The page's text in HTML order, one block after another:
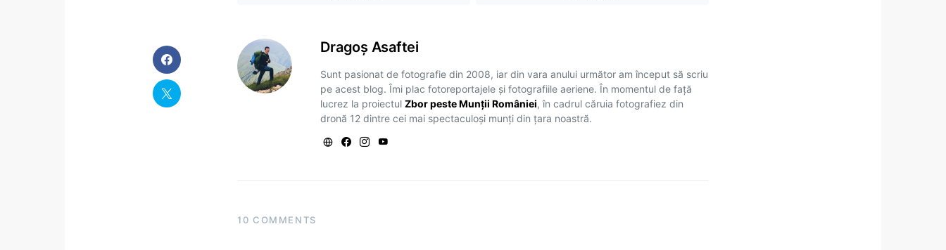
Dragoş Asaftei
Sunt pasionat de fotografie din 2008, iar din vara anului următor am început să scriu
pe acest blog. Îmi plac fotoreportajele și fotografiile aeriene. În momentul de față
lucrez la proiectulZbor peste Munții României, în cadrul căruia fotografiez din
dronă 12 dintre cei mai spectaculoși munți din țara noastră.
10 COMMENTS